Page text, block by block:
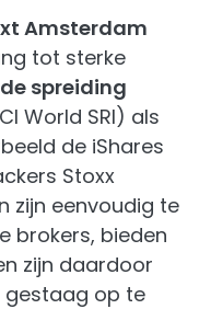
Amsterdam
tot sterke
spreiding
World SRI) als
de iShares
Stoxx
zijn eenvoudig te
brokers, bieden
zijn daardoor
gestaag op te